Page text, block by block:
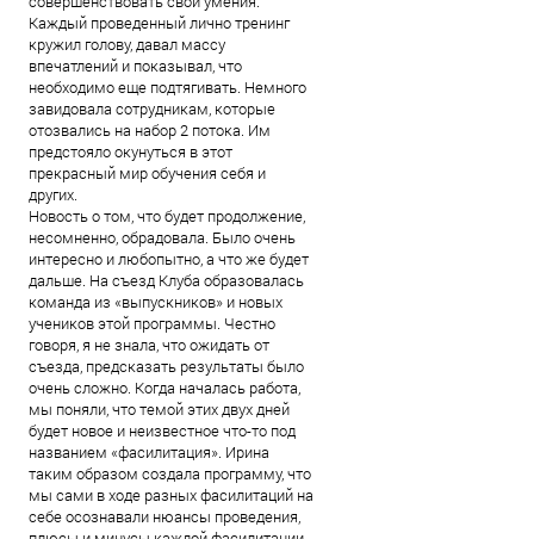
Каждый проведенный лично тренинг
кружил голову, давал массу
впечатлений и показывал, что
необходимо еще подтягивать. Немного
завидовала сотрудникам, которые
отозвались на набор 2 потока. Им
предстояло окунуться в этот
прекрасный мир обучения себя и
других.
Новость о том, что будет продолжение,
несомненно, обрадовала. Было очень
интересно и любопытно, а что же будет
дальше. На съезд Клуба образовалась
команда из «выпускников» и новых
учеников этой программы. Честно
говоря, я не знала, что ожидать от
съезда, предсказать результаты было
очень сложно. Когда началась работа,
мы поняли, что темой этих двух дней
будет новое и неизвестное что-то под
названием «фасилитация». Ирина
таким образом создала программу, что
мы сами в ходе разных фасилитаций на
себе осознавали нюансы проведения,